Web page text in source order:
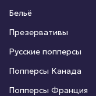
Бельё
Презервативы
Русские попперсы
Попперсы Канада
Попперсы Франция